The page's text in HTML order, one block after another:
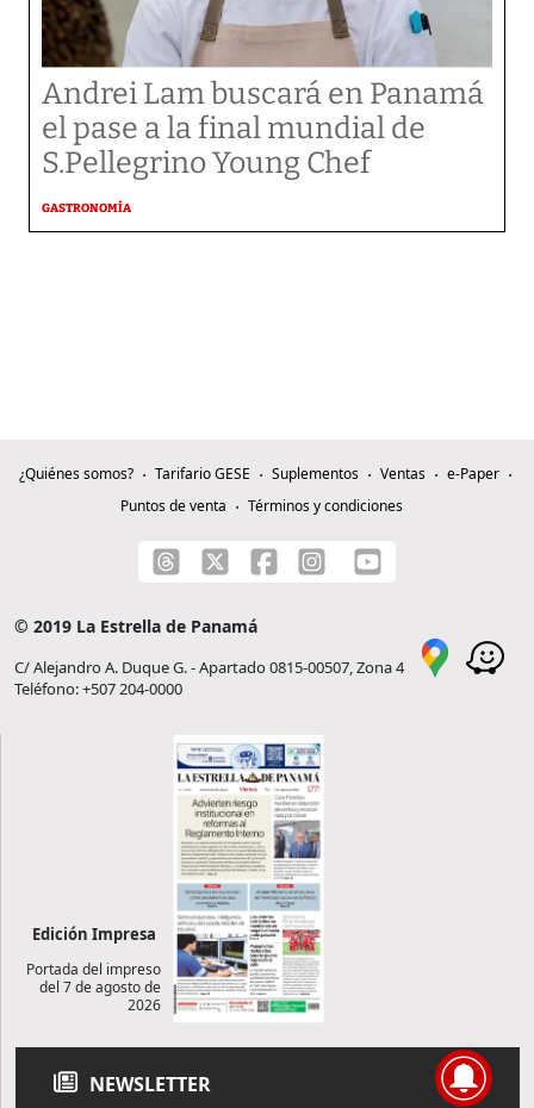
Andrei Lam buscará en Panamá
el pase a la final mundial de
S.Pellegrino Young Chef
GASTRONOMÍA
¿Quiénes somos? Tarifario GESE Suplementos Ventas
e-Paper
Puntos de venta
Términos y condiciones
© 2019 La Estrella de Panamá
C/ Alejandro A. Duque G. - Apartado 0815-00507, Zona 4
Teléfono: +507 204-0000
Edición Impresa
Portada del impreso
del 7 de agosto de
2026
NEWSLETTER